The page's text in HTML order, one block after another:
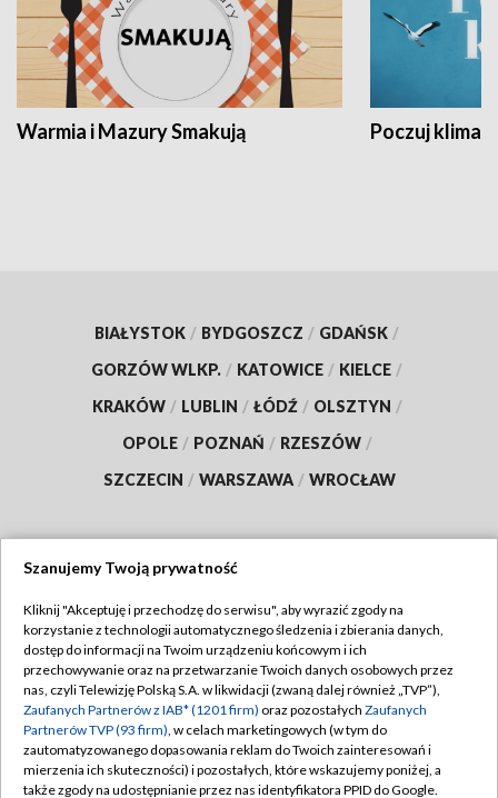
Warmia i Mazury Smakują Poczuj klimat
BIAŁYSTOK / BYDGOSZCZ / GDAŃSK /
GORZÓW WLKP. / KATOWICE / KIELCE /
KRAKÓW / LUBLIN / ŁÓDŹ / OLSZTYN /
OPOLE / POZNAŃ / RZESZÓW /
SZCZECIN / WARSZAWA / WROCŁAW
TVP
Abonament TVP
Emisja w TVP
Centrum informacji TVP
Naziemna Telewizja Cyfrowa
Regulamin TVP
Polityka prywatności
Moje zgody
Pomoc
Szanujemy Twoją prywatność
Kliknij "Akceptuję i przechodzę do serwisu", aby wyrazić zgody na
korzystanie z technologii automatycznego śledzenia i zbierania danych,
dostęp do informacji na Twoim urządzeniu końcowym i ich
przechowywanie oraz na przetwarzanie Twoich danych osobowych przez
nas, czyli Telewizję Polską S.A. w likwidacji (zwaną dalej również „TVP”),
Zaufanych Partnerów z IAB* (1201 firm) oraz pozostałych Zaufanych
Partnerów TVP (93 firm), w celach marketingowych (w tym do
zautomatyzowanego dopasowania reklam do Twoich zainteresowań i
mierzenia ich skuteczności) i pozostałych, które wskazujemy poniżej, a
także zgody na udostępnianie przez nas identyfikatora PPID do Google.